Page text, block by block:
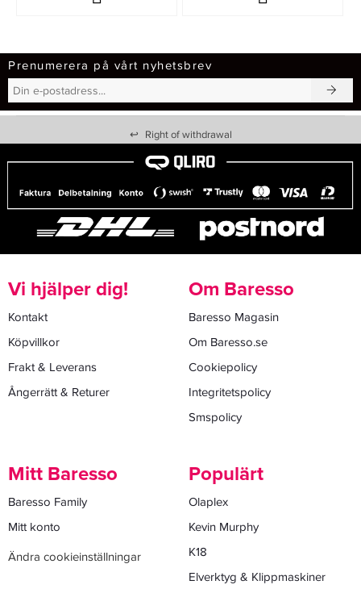
Prenumerera på vårt nyhetsbrev
↩ Right of withdrawal
Vi hjälper dig!
Kontakt
Köpvillkor
Frakt & Leverans
Ångerrätt & Returer
Om Baresso
Baresso Magasin
Om Baresso.se
Cookiepolicy
Integritetspolicy
Smspolicy
Mitt Baresso
Baresso Family
Mitt konto
Ändra cookieinställningar
Populärt
Olaplex
Kevin Murphy
K18
Elverktyg & Klippmaskiner